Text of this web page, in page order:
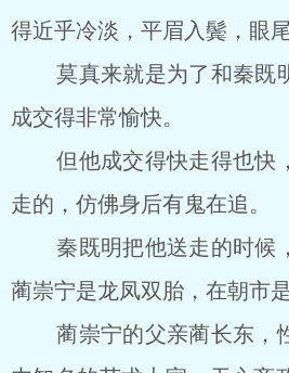
得近乎冷淡，平眉入鬓，眼尾
莫真来就是为了和秦既
成交得非常愉快。
但他成交得快走得也快
走的，仿佛身后有鬼在追。
秦既明把他送走的时候
蔺崇宁是龙凤双胎，在朝市
蔺崇宁的父亲蔺长东，